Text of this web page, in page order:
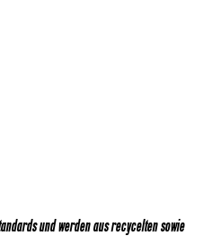
und werden aus recycelten sowie